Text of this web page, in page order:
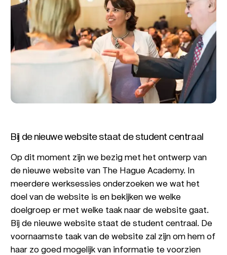
Bij de nieuwe website staat de student centraal
Op dit moment zijn we bezig met het ontwerp van
de nieuwe website van The Hague Academy. In
meerdere werksessies onderzoeken we wat het
doel van de website is en bekijken we welke
doelgroep er met welke taak naar de website gaat.
Bij de nieuwe website staat de student centraal. De
voornaamste taak van de website zal zijn om hem of
haar zo goed mogelijk van informatie te voorzien